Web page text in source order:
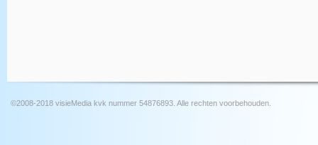
©2008-2018 visieMedia kvk nummer 54876893. Alle rechten voorbehouden.